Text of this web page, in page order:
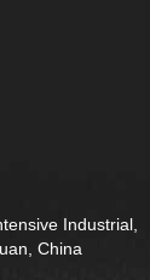
Industrial,
China